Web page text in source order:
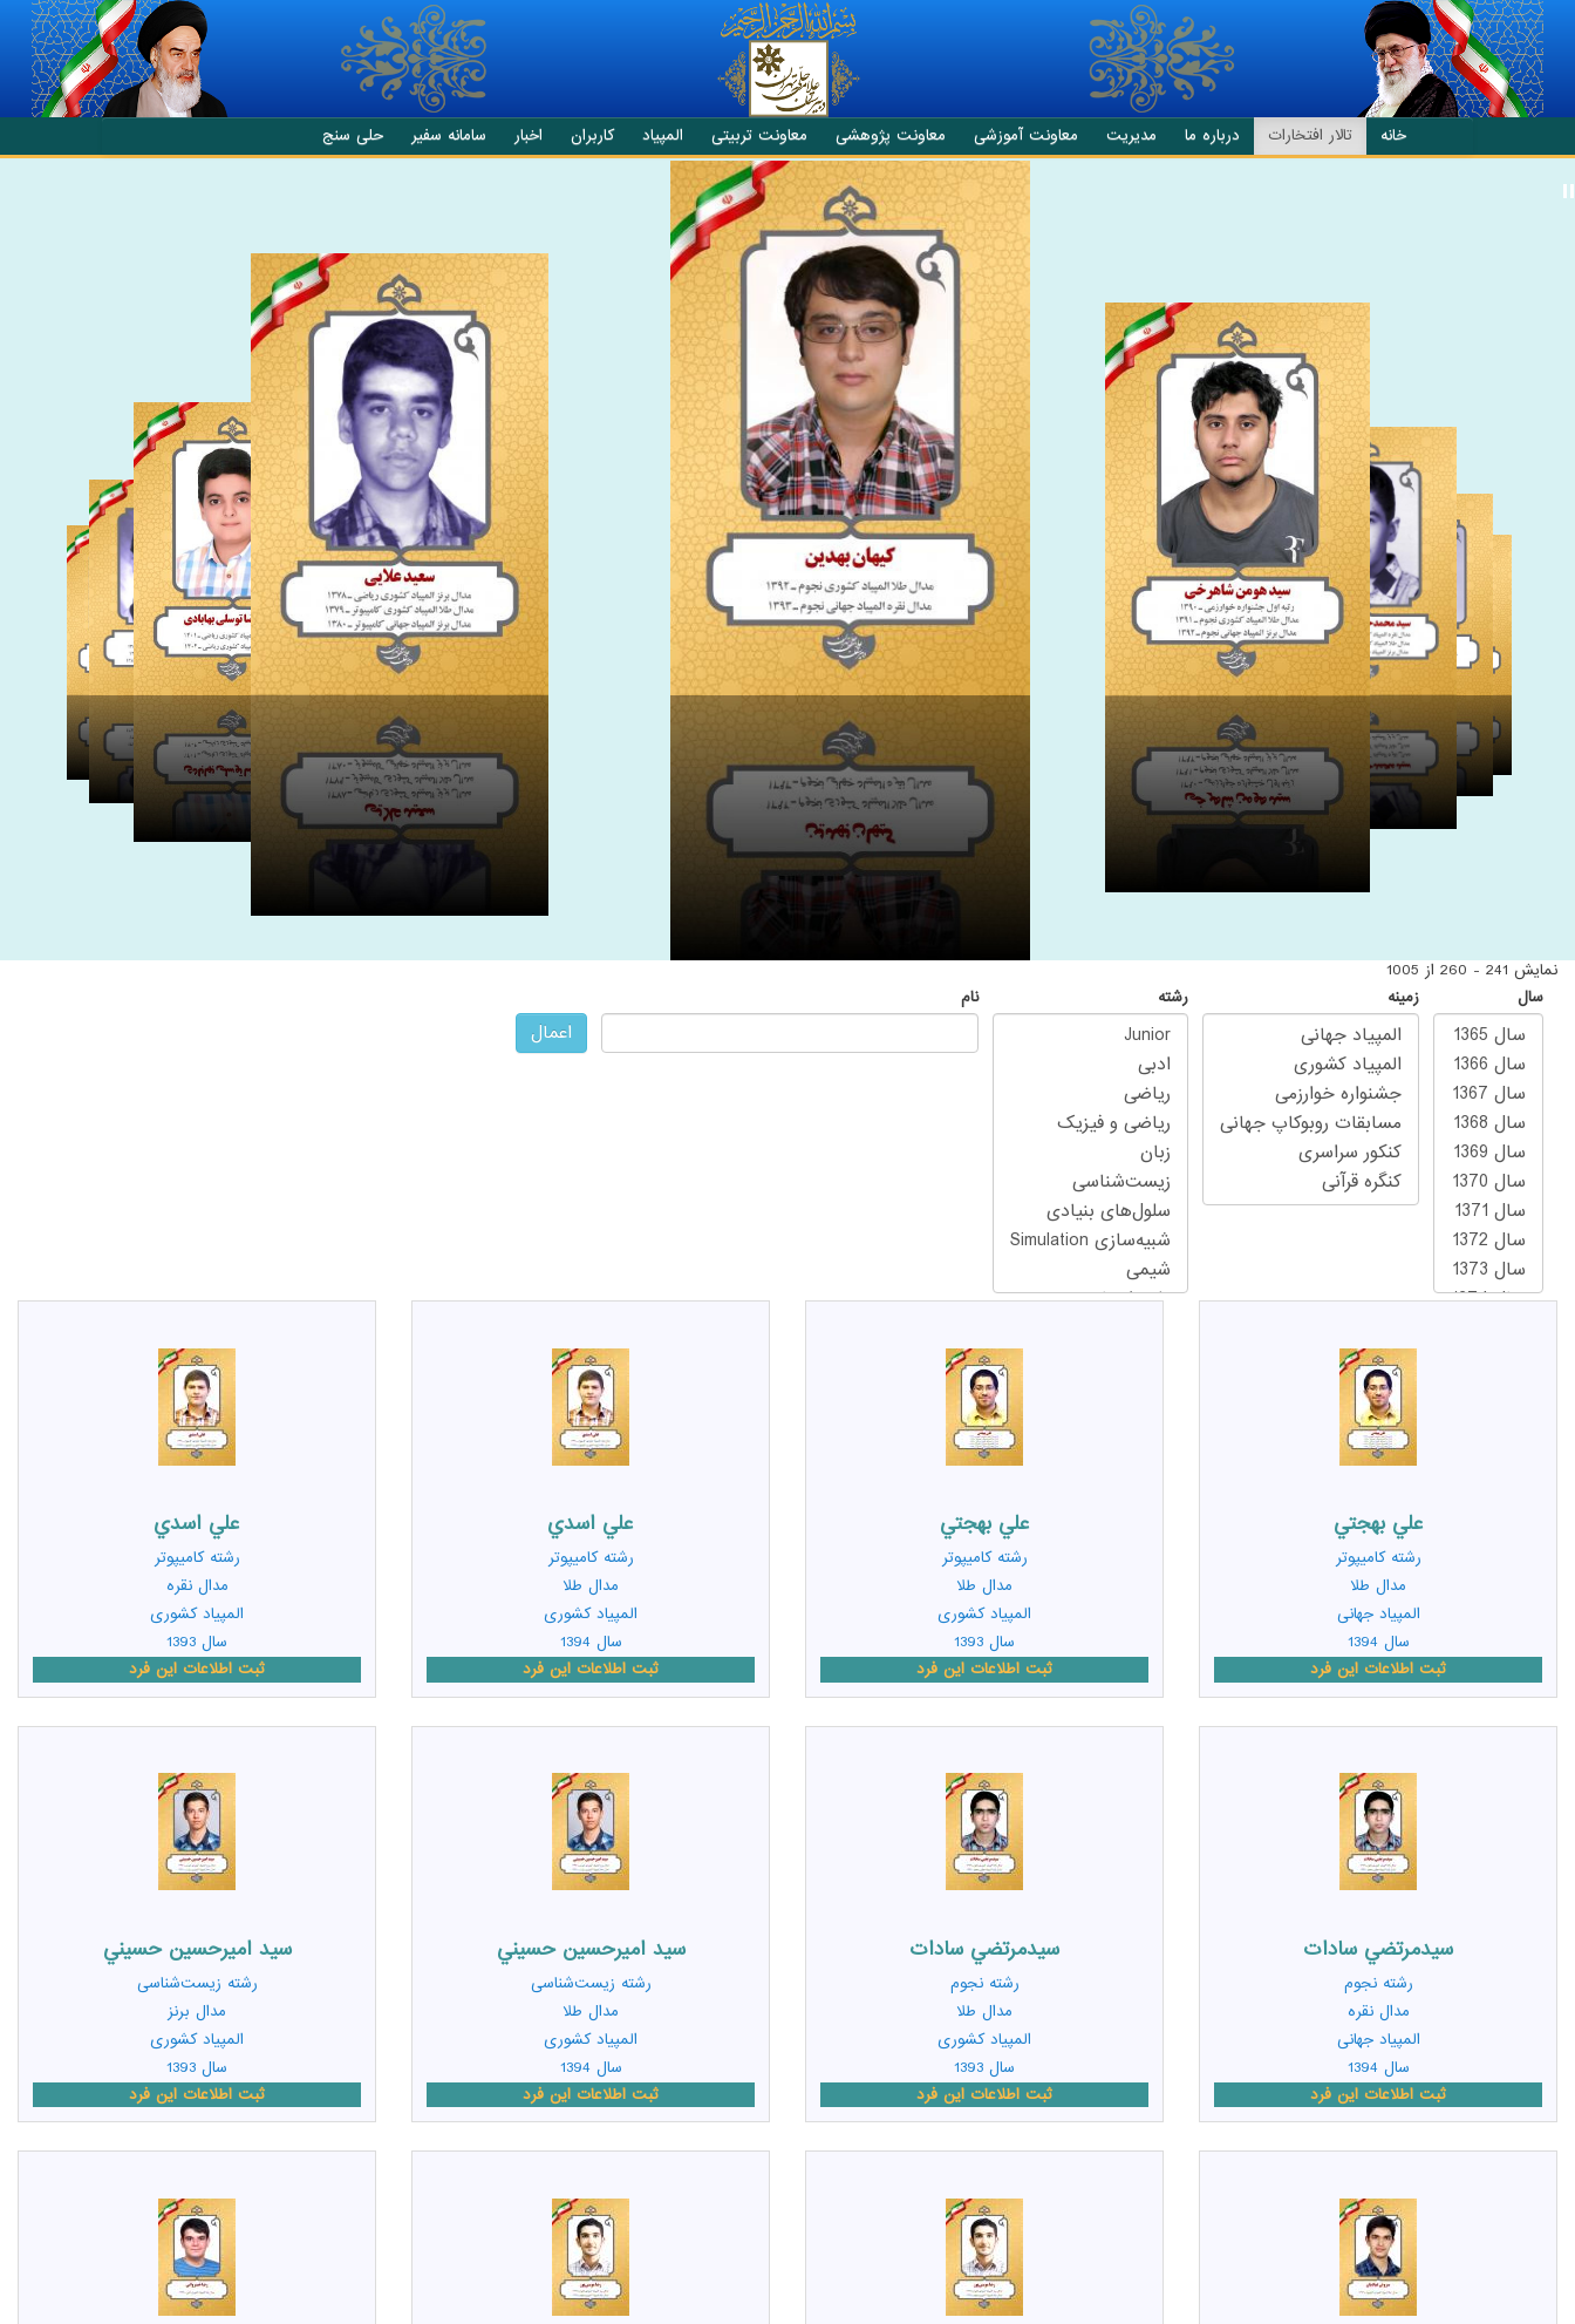
انتقال به محتوای اصلی
خانه تالار افتخارات درباره ما مدیریت معاونت آموزشی معاونت پژوهشی معاونت تربیتی المپیاد کاربران اخبار سامانه سفیر حلی سنج
نمایش 241 - 260 از 1005
سال
زمینه رشته نام
اعمال
علي بهجتي
رشته کامیپوتر
مدال طلا
المپیاد جهانی
سال 1394
ثبت اطلاعات این فرد
علي بهجتي
رشته کامیپوتر
مدال طلا
المپیاد کشوری
سال 1393
ثبت اطلاعات این فرد
علي اسدي
رشته کامیپوتر
مدال طلا
المپیاد کشوری
سال 1394
ثبت اطلاعات این فرد
علي اسدي
رشته کامیپوتر
مدال نقره
المپیاد کشوری
سال 1393
ثبت اطلاعات این فرد
سيدمرتضي سادات
رشته نجوم
مدال نقره
المپیاد جهانی
سال 1394
ثبت اطلاعات این فرد
سيدمرتضي سادات
رشته نجوم
مدال طلا
المپیاد کشوری
سال 1393
ثبت اطلاعات این فرد
سيد اميرحسين حسيني
رشته زیست‌شناسی
مدال طلا
المپیاد کشوری
سال 1394
ثبت اطلاعات این فرد
سيد اميرحسين حسيني
رشته زیست‌شناسی
مدال برنز
المپیاد کشوری
سال 1393
ثبت اطلاعات این فرد